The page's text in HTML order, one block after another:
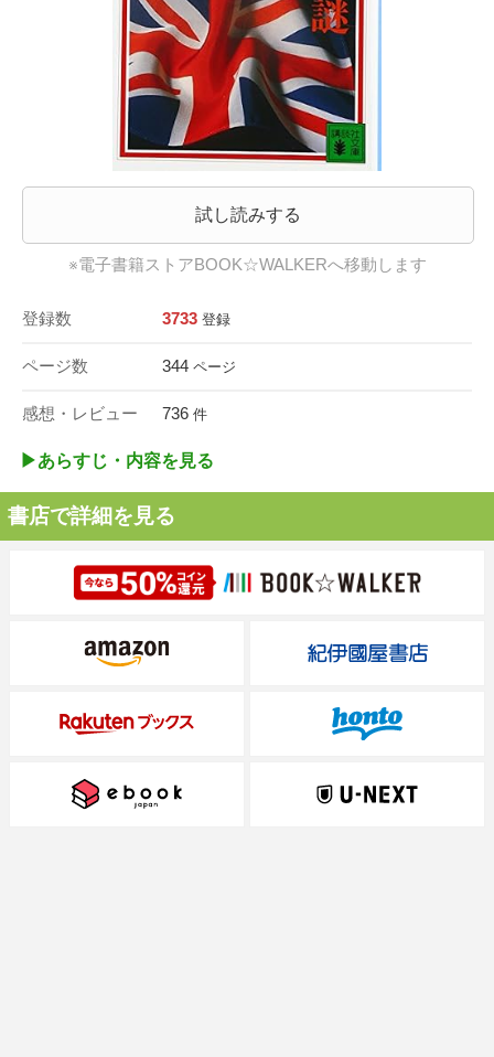
試し読みする
※電子書籍ストアBOOK☆WALKERへ移動します
登録数 3733 登録
ページ数 344 ページ
感想・レビュー 736 件
▶︎あらすじ・内容を見る
書店で詳細を見る